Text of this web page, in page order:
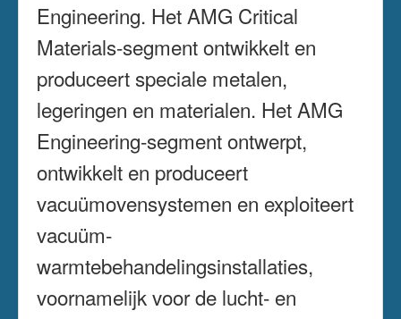
Engineering. Het AMG Critical
Materials-segment ontwikkelt en
produceert speciale metalen,
legeringen en materialen. Het AMG
Engineering-segment ontwerpt,
ontwikkelt en produceert
vacuümovensystemen en exploiteert
vacuüm-
warmtebehandelingsinstallaties,
voornamelijk voor de lucht- en